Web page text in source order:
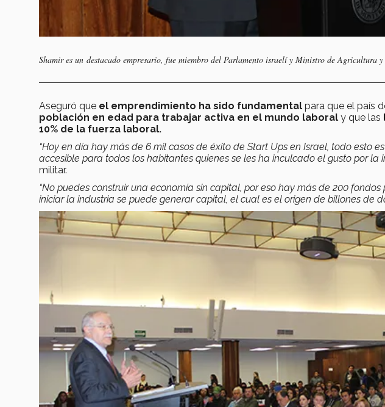
Shamir es un destacado empresario, fue miembro del Parlamento israelí y Ministro de Agricultura
Aseguró que el emprendimiento ha sido fundamental para que el país
población en edad para trabajar activa en el mundo laboral y que las
10% de la fuerza laboral.
“Hoy en día hay más de 6 mil casos de éxito de Start Ups en Israel, todo esto
accesible para todos los habitantes quienes se les ha inculcado el gusto por la
militar.
“No puedes construir una economía sin capital, por eso hay más de 200
iniciar la industria se puede generar capital, el cual es el origen de billones de